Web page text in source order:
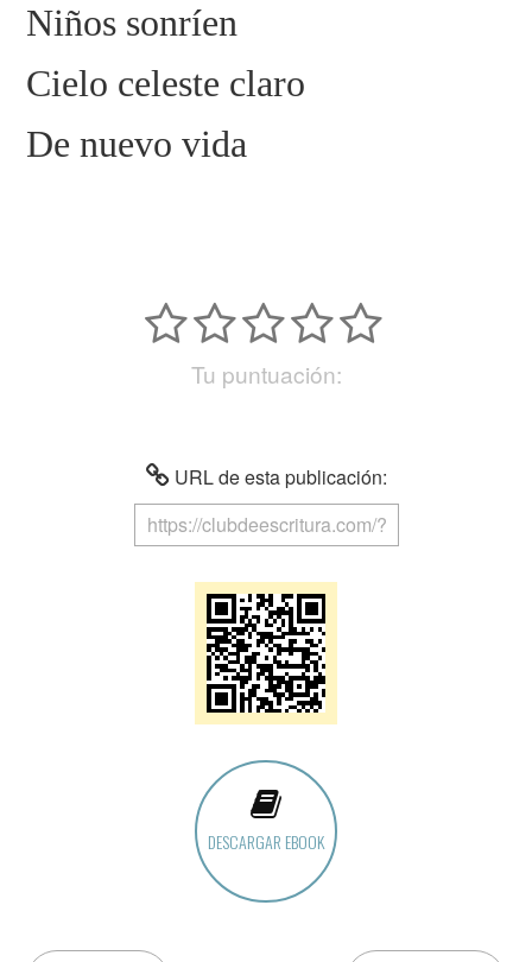
Niños sonríen
Cielo celeste claro
De nuevo vida
Tu puntuación:
URL de esta publicación:
DESCARGAR EBOOK